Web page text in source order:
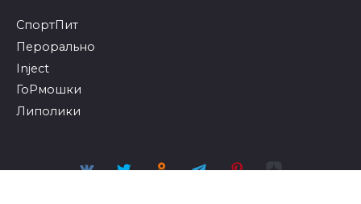
СпортПит
Перорально
Inject
ГоРмошки
Липолики